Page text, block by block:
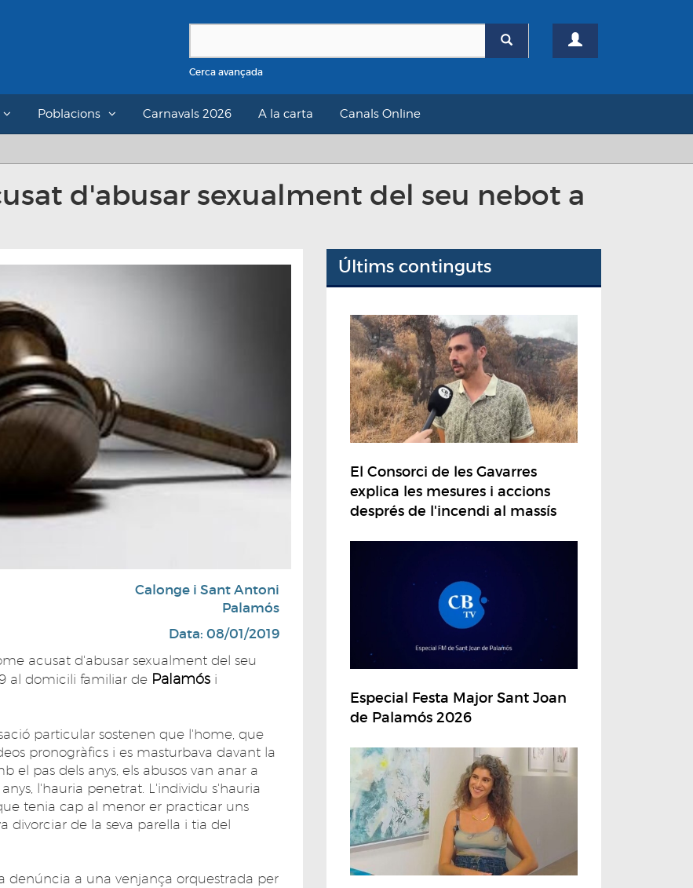
Cerca avançada
Poblacions Carnavals 2026 A la carta Canals Online
d'abusar sexualment del seu nebot a
Calonge i Sant Antoni
Palamós
Data: 08/01/2019
acusat d'abusar sexualment del seu
al domicili familiar de Palamós i
particular sostenen que l'home, que
pronogràfics i es masturbava davant la
el pas dels anys, els abusos van anar a
l'hauria penetrat. L'individu s'hauria
tenia cap al menor er practicar uns
divorciar de la seva parella i tia del
denúncia a una venjança orquestrada per
Últims continguts
El Consorci de les Gavarres
explica les mesures i accions
després de l'incendi al massís
Especial Festa Major Sant Joan
de Palamós 2026